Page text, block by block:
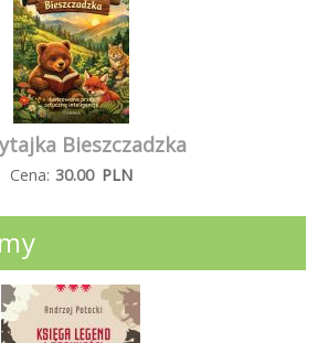
Bieszczadzka
Cena: 30.00 PLN